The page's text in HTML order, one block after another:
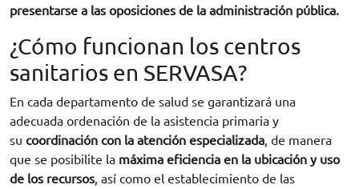
presentarse a las oposiciones de la administración pública.
¿Cómo funcionan los centros
sanitarios en SERVASA?
En cada departamento de salud se garantizará una
adecuada ordenación de la asistencia primaria y
su coordinación con la atención especializada, de manera
que se posibilite la máxima eficiencia en la ubicación y uso
de los recursos, así como el establecimiento de las